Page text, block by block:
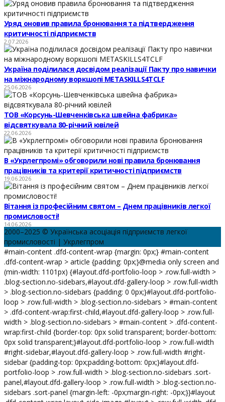
Уряд оновив правила бронювання та підтвердження
критичності підприємств
2.07.2026
Україна поділилася досвідом реалізації Пакту про навички
на міжнародному воркшопі METASKILLS4TCLF
25.06.2026
ТОВ «Корсунь-Шевченківська швейна фабрика»
відсвяткувала 80-річний ювілей
22.06.2026
В «Укрлегпромі» обговорили нові правила бронювання
працівників та критерії критичності підприємств
19.06.2026
Вітання із професійним святом – Днем працівників легкої
промисловості!
14.06.2026
2000–2025 © Українська асоціація підприємств легкої
промисловості | Укрлегпром
#main-content .dfd-content-wrap {margin: 0px;} #main-content
.dfd-content-wrap > article {padding: 0px;}@media only screen and
(min-width: 1101px) {#layout.dfd-portfolio-loop > .row.full-width >
.blog-section.no-sidebars,#layout.dfd-gallery-loop > .row.full-width
> .blog-section.no-sidebars {padding: 0 0px;}#layout.dfd-portfolio-
loop > .row.full-width > .blog-section.no-sidebars > #main-content
> .dfd-content-wrap:first-child,#layout.dfd-gallery-loop > .row.full-
width > .blog-section.no-sidebars > #main-content > .dfd-content-
wrap:first-child {border-top: 0px solid transparent; border-bottom:
0px solid transparent;}#layout.dfd-portfolio-loop > .row.full-width
#right-sidebar,#layout.dfd-gallery-loop > .row.full-width #right-
sidebar {padding-top: 0px;padding-bottom: 0px;}#layout.dfd-
portfolio-loop > .row.full-width > .blog-section.no-sidebars .sort-
panel,#layout.dfd-gallery-loop > .row.full-width > .blog-section.no-
sidebars .sort-panel {margin-left: -0px;margin-right: -0px;}}#layout